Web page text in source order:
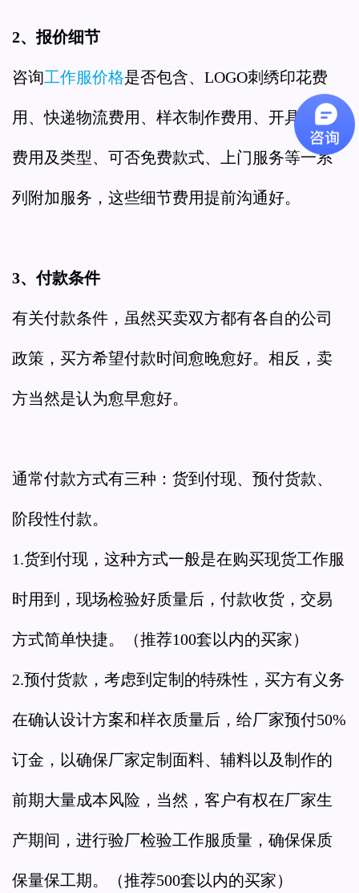
2、报价细节
咨询工作服价格是否包含、LOGO刺绣印花费
用、快递物流费用、样衣制作费用、开具发票
费用及类型、可否免费款式、上门服务等一系
列附加服务，这些细节费用提前沟通好。
3、付款条件
有关付款条件，虽然买卖双方都有各自的公司
政策，买方希望付款时间愈晚愈好。相反，卖
方当然是认为愈早愈好。
通常付款方式有三种：货到付现、预付货款、
阶段性付款。
1.货到付现，这种方式一般是在购买现货工作服
时用到，现场检验好质量后，付款收货，交易
方式简单快捷。（推荐100套以内的买家）
2.预付货款，考虑到定制的特殊性，买方有义务
在确认设计方案和样衣质量后，给厂家预付50%
订金，以确保厂家定制面料、辅料以及制作的
前期大量成本风险，当然，客户有权在厂家生
产期间，进行验厂检验工作服质量，确保保质
保量保工期。（推荐500套以内的买家）